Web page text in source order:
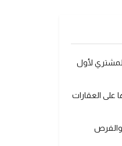
لأول
على العقارات
والفرص